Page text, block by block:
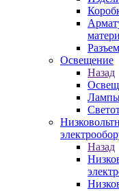
Освещение
Назад
Лампы
Назад